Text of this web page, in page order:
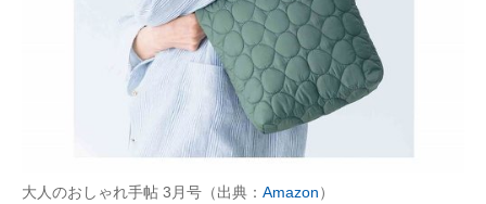
大人のおしゃれ手帖 3月号（出典： Amazon）